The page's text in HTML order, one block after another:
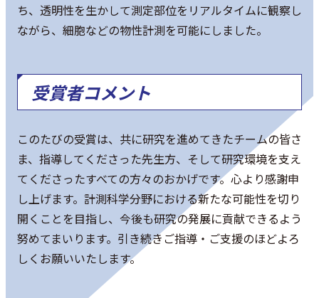
ち、透明性を生かして測定部位をリアルタイムに観察し
ながら、細胞などの物性計測を可能にしました。
受賞者コメント
このたびの受賞は、共に研究を進めてきたチームの皆さ
ま、指導してくださった先生方、そして研究環境を支え
てくださったすべての方々のおかげです。心より感謝申
し上げます。計測科学分野における新たな可能性を切り
開くことを目指し、今後も研究の発展に貢献できるよう
努めてまいります。引き続きご指導・ご支援のほどよろ
しくお願いいたします。